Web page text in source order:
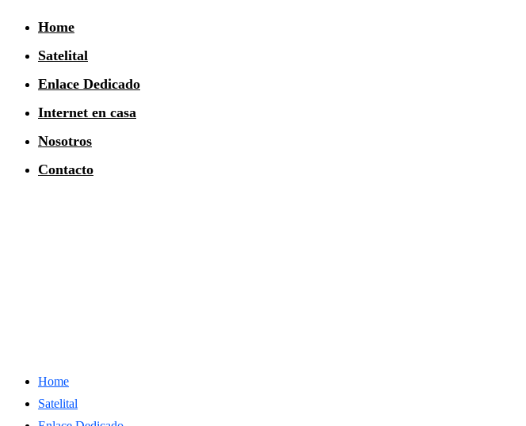
Home
Satelital
Enlace Dedicado
Internet en casa
Nosotros
Contacto
Home
Satelital